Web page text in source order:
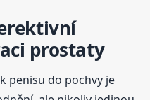
prostaty
penisu do pochvy je